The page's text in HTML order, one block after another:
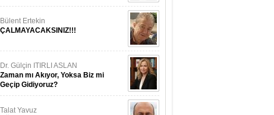
Bülent Ertekin
ÇALMAYACAKSINIZ!!!
Dr. Gülçin ITIRLI ASLAN
Zaman mı Akıyor, Yoksa Biz mi
Geçip Gidiyoruz?
Talat Yavuz